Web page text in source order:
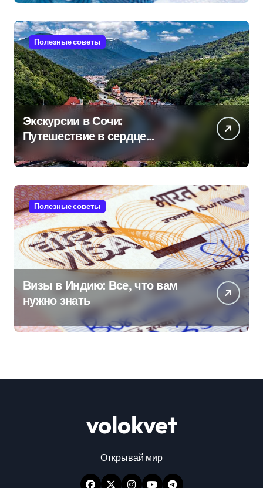
Полезные советы
Экскурсии в Сочи:
Путешествие в сердце
Черноморского курорта
Полезные советы
Визы в Индию: Все, что вам
нужно знать
volokvet
Открывай мир